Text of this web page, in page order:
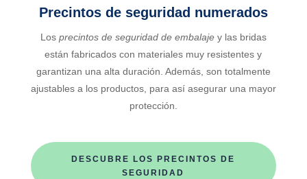
Precintos de seguridad numerados
Los precintos de seguridad de embalaje y las bridas
están fabricados con materiales muy resistentes y
garantizan una alta duración. Además, son totalmente
ajustables a los productos, para así asegurar una mayor
protección.
DESCUBRE LOS PRECINTOS DE
SEGURIDAD